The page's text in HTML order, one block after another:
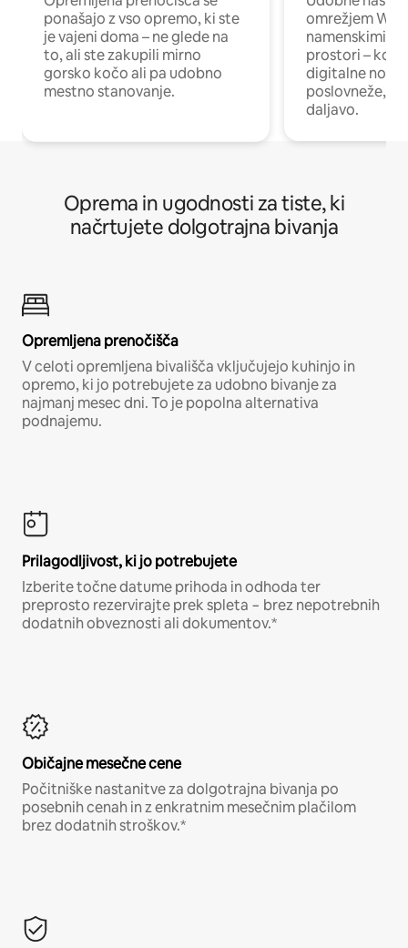
ponašajo z vso opremo, ki ste
je vajeni doma – ne glede na
to, ali ste zakupili mirno
gorsko kočo ali pa udobno
mestno stanovanje.
omrežjem Wi-
namenskimi
prostori – kot
digitalne
poslovneže, ki
daljavo.
Oprema in ugodnosti za tiste, ki
načrtujete dolgotrajna bivanja
Opremljena prenočišča
V celoti opremljena bivališča vključujejo kuhinjo in
opremo, ki jo potrebujete za udobno bivanje za
najmanj mesec dni. To je popolna alternativa
podnajemu.
Prilagodljivost, ki jo potrebujete
Izberite točne datume prihoda in odhoda ter
preprosto rezervirajte prek spleta − brez nepotrebnih
dodatnih obveznosti ali dokumentov.*
Običajne mesečne cene
Počitniške nastanitve za dolgotrajna bivanja po
posebnih cenah in z enkratnim mesečnim plačilom
brez dodatnih stroškov.*